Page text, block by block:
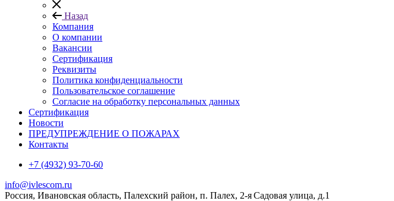
Назад
Компания
О компании
Вакансии
Сертификация
Реквизиты
Политика конфиденциальности
Пользовательское соглашение
Согласие на обработку персональных данных
Сертификация
Новости
ПРЕДУПРЕЖДЕНИЕ О ПОЖАРАХ
Контакты
+7 (4932) 93-70-60
info@ivlescom.ru
Россия, Ивановская область, Палехский район, п. Палех, 2-я Садовая улица, д.1